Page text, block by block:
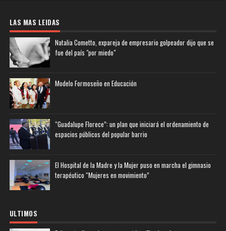
LAS MAS LEIDAS
Natalia Cometto, expareja de empresario golpeador dijo que se
fue del país "por miedo"
Modelo Formoseño en Educación
“Guadalupe Florece”: un plan que iniciará el ordenamiento de
espacios públicos del popular barrio
El Hospital de la Madre y la Mujer puso en marcha el gimnasio
terapéutico “Mujeres en movimiento”
ULTIMOS